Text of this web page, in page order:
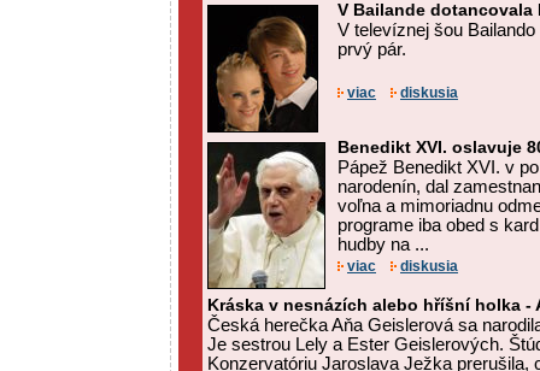
V Bailande
V televíznej šou
prvý pár.
viac diskusia
Benedikt XVI. oslavuje
Pápež Benedikt XVI. v
narodenín, dal
voľna a mimoriadnu
programe iba obed s
hudby na ...
viac diskusia
Kráska v nesnázích alebo hříšní holka -
Česká herečka Aňa Geislerová sa
Je sestrou Lely a Ester Geislerových.
Konzervatóriu Jaroslava Ježka prerušila,